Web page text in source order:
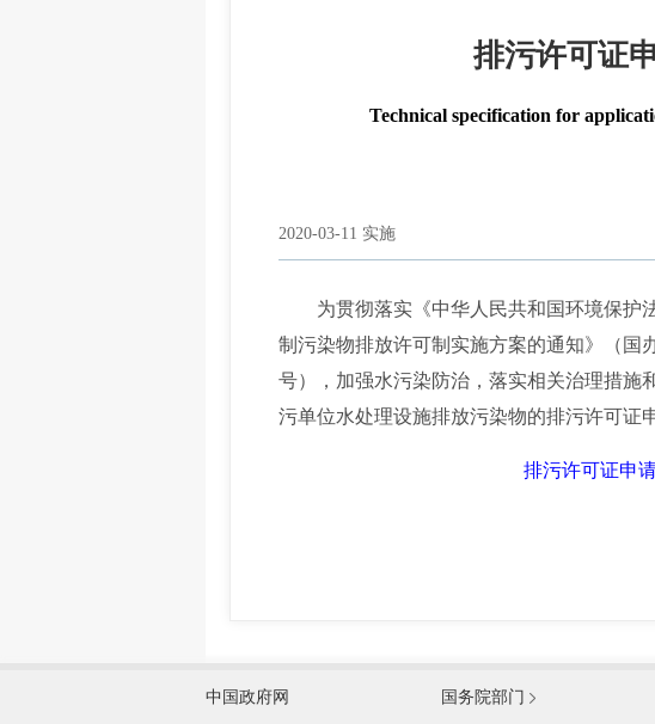
排污许可证
Technical specification for
2020-03-11 实施
为贯彻落实《中华人民共和国环境保护法
制污染物排放许可制实施方案的通知》（国
号），加强水污染防治，落实相关治理措施
污单位水处理设施排放污染物的排污许可证
排污许可证申
外交部
中国政府网 国务院部门